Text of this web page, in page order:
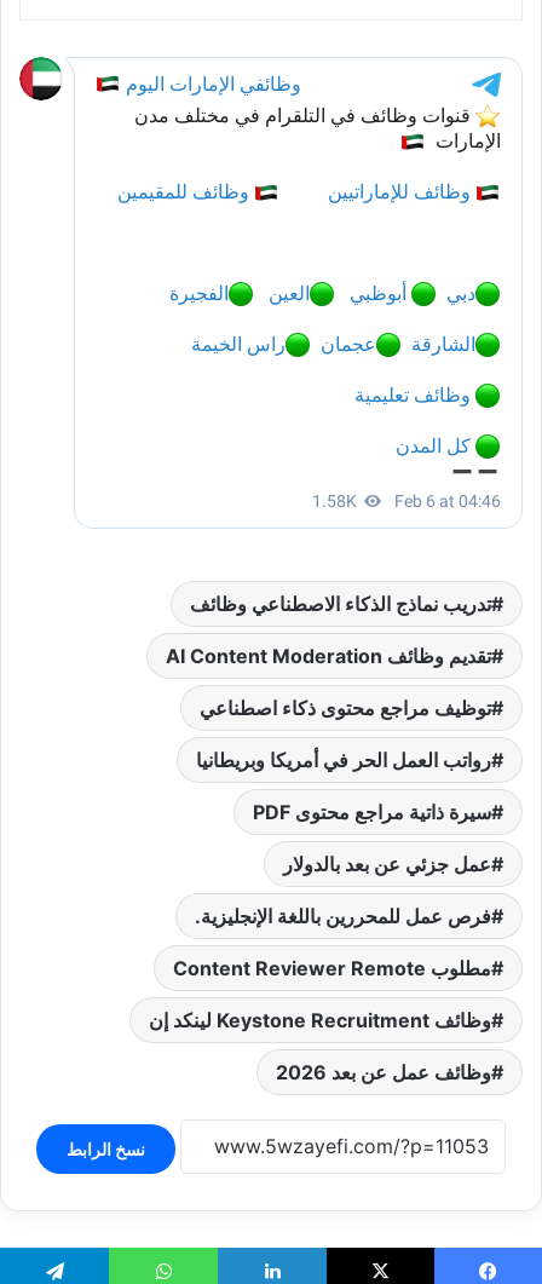
تدريب نماذج الذكاء الاصطناعي وظائف
تقديم وظائف AI Content Moderation
توظيف مراجع محتوى ذكاء اصطناعي
رواتب العمل الحر في أمريكا وبريطانيا
سيرة ذاتية مراجع محتوى PDF
عمل جزئي عن بعد بالدولار
فرص عمل للمحررين باللغة الإنجليزية.
مطلوب Content Reviewer Remote
وظائف Keystone Recruitment لينكد إن
وظائف عمل عن بعد 2026
نسخ الرابط